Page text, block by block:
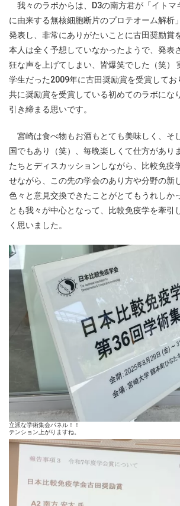
我々のラボからは、D3の南方君が「イトマ
に由来する無核細胞断片のプロテオーム解析
発表し、非常にありがたいことに古田奨励賞
本人は全く予想していなかったようで、発表
狂な声を上げてしまい、皆爆笑でした（笑）
学生だった2009年に古田奨励賞を受賞して
共に奨励賞を受賞している初めてのラボにな
引き締まる思いです。
宮崎は食べ物もお酒もとても美味しく、そ
国でもあり（笑）、毎晩楽しくて仕方があり
たちとディスカッションしながら、比較免疫
せながら、この先の学会のあり方や分野の新
色々と意見交換できたことがとてもうれしか
とも我々が中心となって、比較免疫学を牽引
く思いました。
立派な学術集会パネル！！
テンション上がりますね。